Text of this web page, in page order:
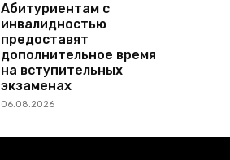
Абитуриентам с
инвалидностью
предоставят
дополнительное время
на вступительных
экзаменах
06.08.2026